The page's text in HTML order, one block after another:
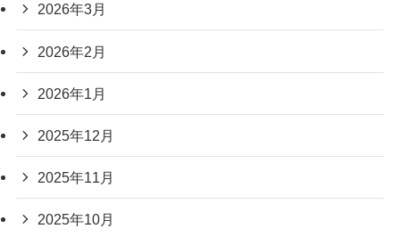
2026年3月
2026年2月
2026年1月
2025年12月
2025年11月
2025年10月